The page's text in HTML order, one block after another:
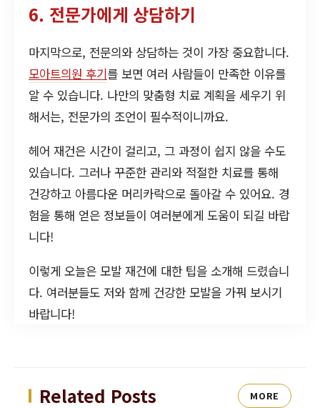
6. 전문가에게 상담하기
마지막으로, 전문의와 상담하는 것이 가장 중요합니다.
모아트의원 후기를 보면 여러 사람들이 만족한 이유를
알 수 있습니다. 나만의 맞춤형 치료 계획을 세우기 위
해서는, 전문가의 조언이 필수적이니까요.
헤어 재건은 시간이 걸리고, 그 과정이 쉽지 않을 수도
있습니다. 그러나 꾸준한 관리와 적절한 치료를 통해
건강하고 아름다운 머리카락으로 돌아갈 수 있어요. 경
험을 통해 얻은 정보들이 여러분에게 도움이 되길 바랍
니다!
이렇게 오늘은 모발 재건에 대한 팁을 소개해 드렸습니
다. 여러분들도 저와 함께 건강한 모발을 가꿔 보시기
바랍니다!
Related Posts MORE